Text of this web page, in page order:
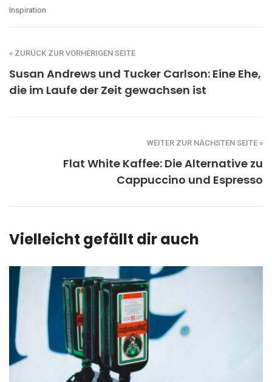
Inspiration
« ZURÜCK ZUR VORHERIGEN SEITE
Susan Andrews und Tucker Carlson: Eine Ehe,
die im Laufe der Zeit gewachsen ist
WEITER ZUR NÄCHSTEN SEITE »
Flat White Kaffee: Die Alternative zu
Cappuccino und Espresso
Vielleicht gefällt dir auch